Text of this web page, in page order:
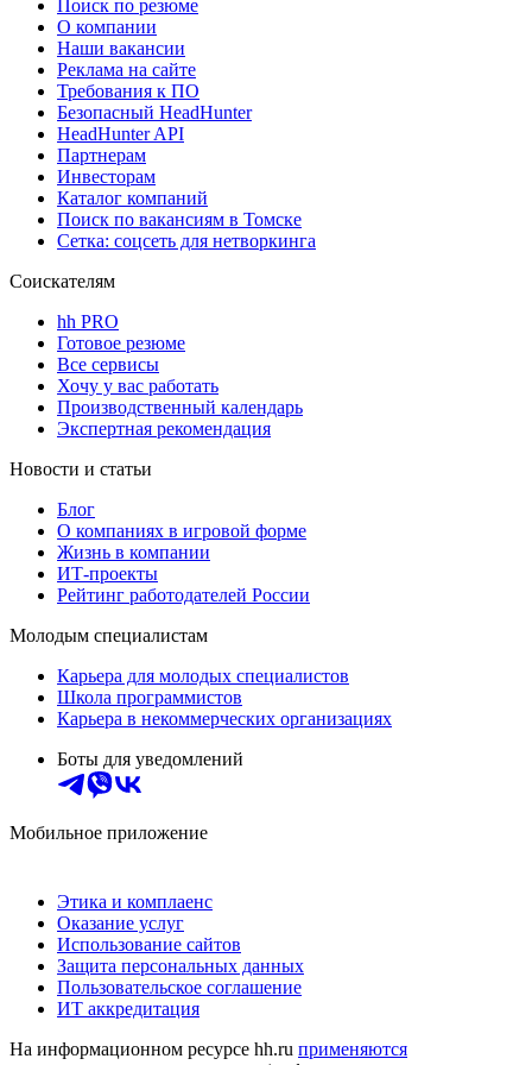
Поиск по резюме
О компании
Наши вакансии
Реклама на сайте
Требования к ПО
Безопасный HeadHunter
HeadHunter API
Партнерам
Инвесторам
Каталог компаний
Поиск по вакансиям в Томске
Сетка: соцсеть для нетворкинга
Соискателям
hh PRO
Готовое резюме
Все сервисы
Хочу у вас работать
Производственный календарь
Экспертная рекомендация
Новости и статьи
Блог
О компаниях в игровой форме
Жизнь в компании
ИТ-проекты
Рейтинг работодателей России
Молодым специалистам
Карьера для молодых специалистов
Школа программистов
Карьера в некоммерческих организациях
Боты для уведомлений
Мобильное приложение
Этика и комплаенс
Оказание услуг
Использование сайтов
Защита персональных данных
Пользовательское соглашение
ИТ аккредитация
На информационном ресурсе hh.ru применяются